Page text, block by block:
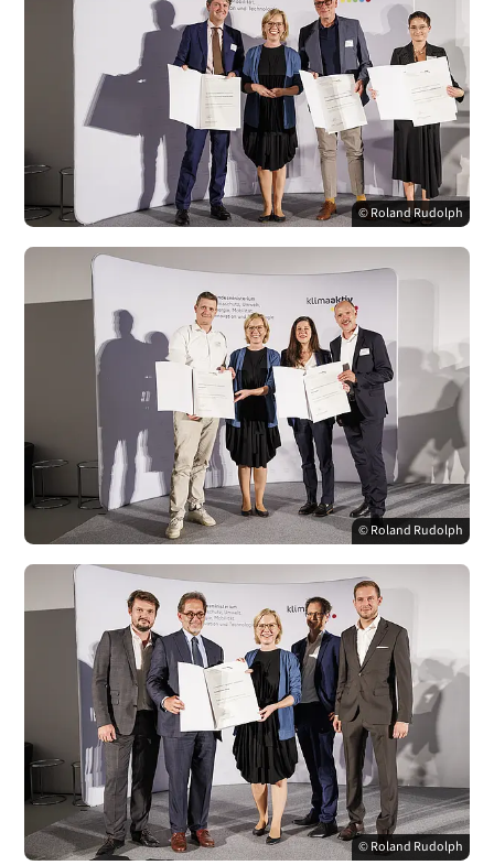
© Roland Rudolph
© Roland Rudolph
© Roland Rudolph